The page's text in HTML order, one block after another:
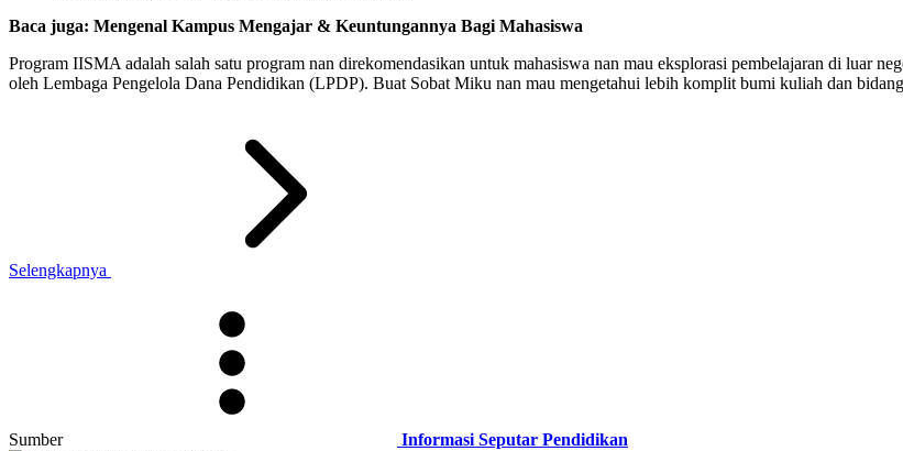
Baca juga: Mengenal Kampus Mengajar & Keuntungannya Bagi Mahasiswa
Program IISMA adalah salah satu program nan direkomendasikan untuk mahasiswa nan mau eksplorasi pembelajaran di luar
oleh Lembaga Pengelola Dana Pendidikan (LPDP). Buat Sobat Miku nan mau mengetahui lebih komplit bumi kuliah dan
Selengkapnya
Sumber Informasi Seputar Pendidikan